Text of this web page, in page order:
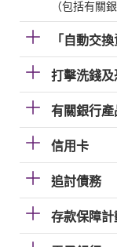
（包括有關
「自動交
打擊洗錢
有關銀行
信用卡
追討債務
存款保障計